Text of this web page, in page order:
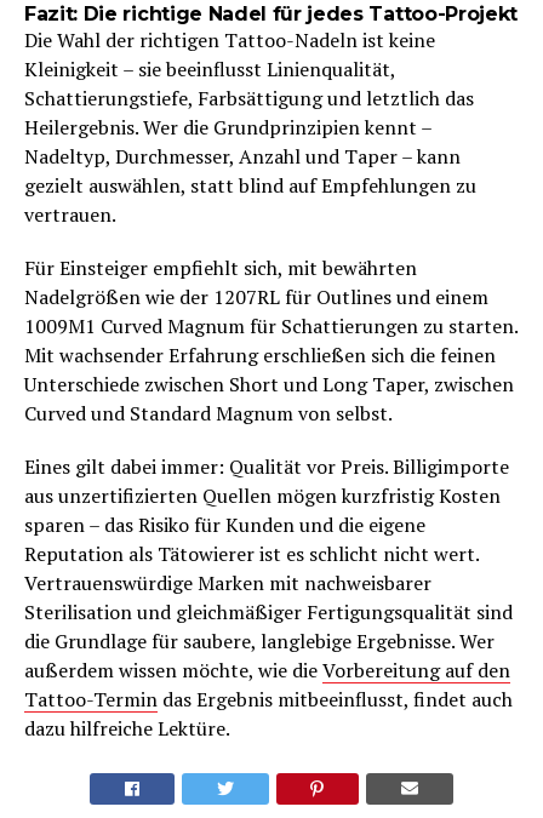
Fazit: Die richtige Nadel für jedes Tattoo-Projekt
Die Wahl der richtigen Tattoo-Nadeln ist keine
Kleinigkeit – sie beeinflusst Linienqualität,
Schattierungstiefe, Farbsättigung und letztlich das
Heilergebnis. Wer die Grundprinzipien kennt –
Nadeltyp, Durchmesser, Anzahl und Taper – kann
gezielt auswählen, statt blind auf Empfehlungen zu
vertrauen.
Für Einsteiger empfiehlt sich, mit bewährten
Nadelgrößen wie der 1207RL für Outlines und einem
1009M1 Curved Magnum für Schattierungen zu starten.
Mit wachsender Erfahrung erschließen sich die feinen
Unterschiede zwischen Short und Long Taper, zwischen
Curved und Standard Magnum von selbst.
Eines gilt dabei immer: Qualität vor Preis. Billigimporte
aus unzertifizierten Quellen mögen kurzfristig Kosten
sparen – das Risiko für Kunden und die eigene
Reputation als Tätowierer ist es schlicht nicht wert.
Vertrauenswürdige Marken mit nachweisbarer
Sterilisation und gleichmäßiger Fertigungsqualität sind
die Grundlage für saubere, langlebige Ergebnisse. Wer
außerdem wissen möchte, wie dieVorbereitung auf den
Tattoo-Termin das Ergebnis mitbeeinflusst, findet auch
dazu hilfreiche Lektüre.